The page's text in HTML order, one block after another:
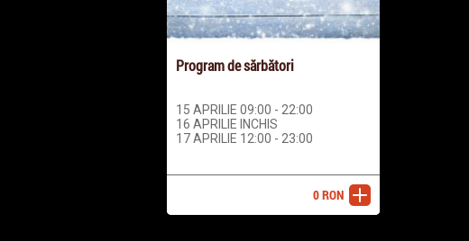
Program de sărbători
15 APRILIE 09:00 - 22:00
16 APRILIE INCHIS
17 APRILIE 12:00 - 23:00
adaugă
0RON